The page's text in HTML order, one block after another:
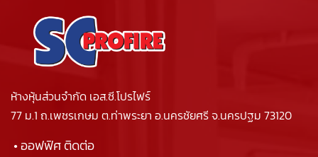
ห้างหุ้นส่วนจำกัด เอส.ซี.โปรไฟร์
77 ม.1 ถ.เพชรเกษม ต.ท่าพระยา อ.นครชัยศรี จ.นครปฐม 73120
• ออฟฟิศ ติดต่อ